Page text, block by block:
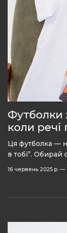
Футболки
коли речі
Ця футболка —
в тобі”. Обирай
16 червень 2025 р. —